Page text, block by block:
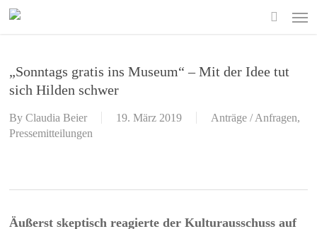
Skip
„Sonntags gratis ins Museum“ – Mit der Idee tut
sich Hilden schwer
By Claudia Beier 19. März 2019 Anträge / Anfragen,
Pressemitteilungen
Äußerst skeptisch reagierte der Kulturausschuss auf